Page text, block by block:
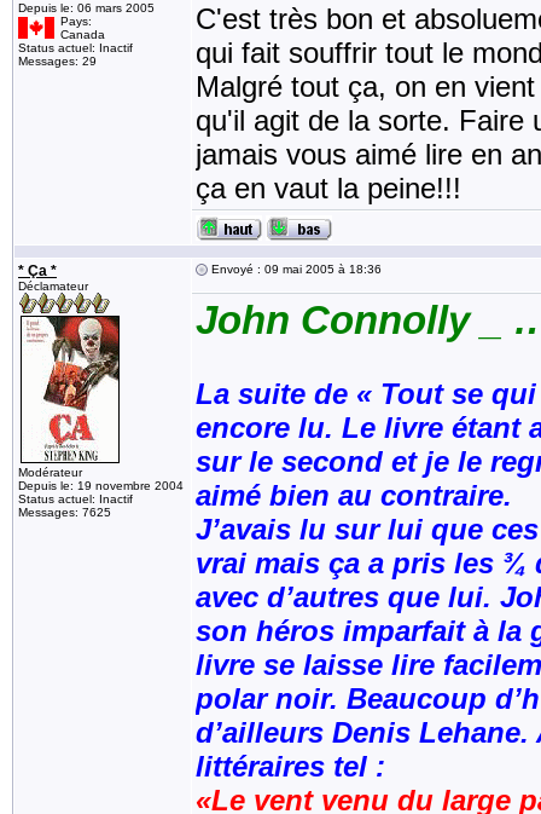
Depuis le: 06 mars 2005
Pays:
Canada
Status actuel: Inactif
Messages: 29
C'est très bon et
qui fait souffrir tout le
Malgré tout ça, on en
qu'il agit de la sorte. Faire
jamais vous aimé lire en
ça en vaut la peine!!!
* Ça *
Déclamateur
Modérateur
Depuis le: 19 novembre 2004
Status actuel: Inactif
Messages: 7625
Envoyé : 09 mai 2005 à 18:36
John Connolly _
La suite de « Tout se
encore lu. Le livre étant
sur le second et je le
aimé bien au contraire.
J’avais lu sur lui que
vrai mais ça a pris les ¾
avec d’autres que lui.
son héros imparfait à la
livre se laisse lire
polar noir. Beaucoup
d’ailleurs Denis
littéraires tel :
«Le vent venu du large